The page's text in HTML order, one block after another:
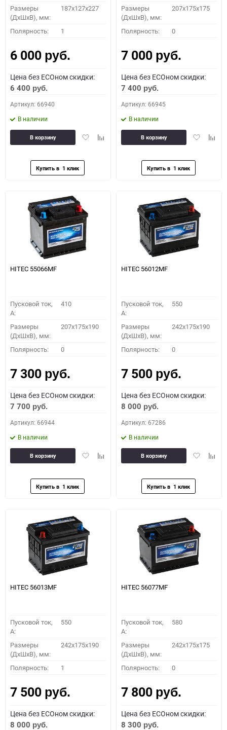
Размеры
(ДхШхВ), мм:
187x127x227
Полярность: 1
6 000 руб.
Цена без ECOном скидки:
6 400 руб.
Артикул: 66940
В наличии
ДобавитьДобавить
В корзину
Размеры
(ДхШхВ), мм:
207x175x175
Полярность: 0
7 000 руб.
Цена без ECOном скидки:
7 400 руб.
Артикул: 66945
В наличии
Добавить
В корзину
HITEC 55066MF
Пусковой ток,
A:
410
Размеры
(ДхШхВ), мм:
207x175x190
Полярность: 0
7 300 руб.
Цена без ECOном скидки:
7 700 руб.
Артикул: 66944
В наличии
ДобавитьДобавить
В корзину
HITEC 56012MF
Пусковой ток,
A:
550
Размеры
(ДхШхВ), мм:
242x175x190
Полярность: 0
7 500 руб.
Цена без ECOном скидки:
8 000 руб.
Артикул: 67286
В наличии
Добавить
В корзину
HITEC 56013MF
Пусковой ток,
A:
550
Размеры
(ДхШхВ), мм:
242x175x190
Полярность: 1
7 500 руб.
Цена без ECOном скидки:
8 000 руб.
HITEC 56077MF
Пусковой ток,
A:
580
Размеры
(ДхШхВ), мм:
242x175x175
Полярность: 0
7 800 руб.
Цена без ECOном скидки:
8 300 руб.